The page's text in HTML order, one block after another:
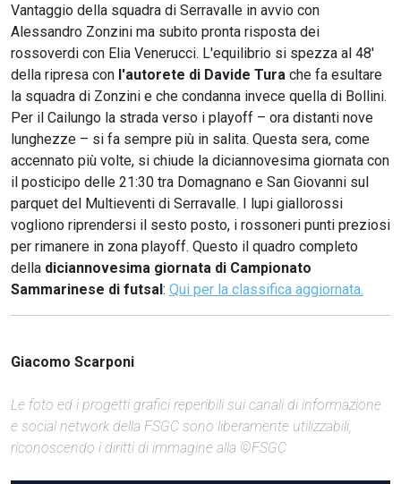
Vantaggio della squadra di Serravalle in avvio con
Alessandro Zonzini ma subito pronta risposta dei
rossoverdi con Elia Venerucci. L'equilibrio si spezza al 48'
della ripresa con l'autorete di Davide Tura che fa esultare
la squadra di Zonzini e che condanna invece quella di Bollini.
Per il Cailungo la strada verso i playoff – ora distanti nove
lunghezze – si fa sempre più in salita. Questa sera, come
accennato più volte, si chiude la diciannovesima giornata con
il posticipo delle 21:30 tra Domagnano e San Giovanni sul
parquet del Multieventi di Serravalle. I lupi giallorossi
vogliono riprendersi il sesto posto, i rossoneri punti preziosi
per rimanere in zona playoff. Questo il quadro completo
della diciannovesima giornata di Campionato
Sammarinese di futsal: Qui per la classifica aggiornata.
Giacomo Scarponi
Le foto ed i progetti grafici reperibili sui canali di informazione
e social network della FSGC sono liberamente utilizzabili,
riconoscendo i diritti di immagine alla ©FSGC